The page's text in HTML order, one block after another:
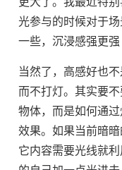
光参与的时候对于
一些，沉浸感强更强
当然了，高感好也
而不打灯。其实要
物体，而是如何通
效果。如果当前暗
它内容需要光线就